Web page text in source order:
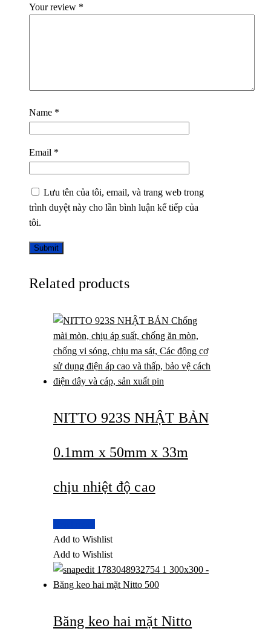
Your review *
Name *
Email *
Lưu tên của tôi, email, và trang web trong
trình duyệt này cho lần bình luận kế tiếp của
tôi.
Related products
NITTO 923S NHẬT BẢN
0.1mm x 50mm x 33m
chịu nhiệt độ cao
Add to Wishlist
Add to Wishlist
Băng keo hai mặt Nitto